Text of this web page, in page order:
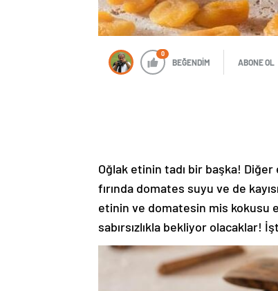
0
BEĞENDİM ABONE OL
Oğlak etinin tadı bir başka!
fırında domates suyu ve de
etinin ve domatesin mis kokusu
sabırsızlıkla bekliyor olacaklar!